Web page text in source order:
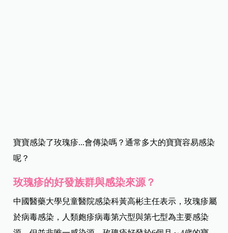
寶寶感染了玫瑰疹...會傳染嗎？通常多大的寶寶容易感染
呢？
玫瑰疹的好發族群與感染來源？
中國醫藥大學兒童醫院感染科黃高彬主任表示，玫瑰疹屬
於病毒感染，人類皰疹病毒第六型與第七型為主要感染